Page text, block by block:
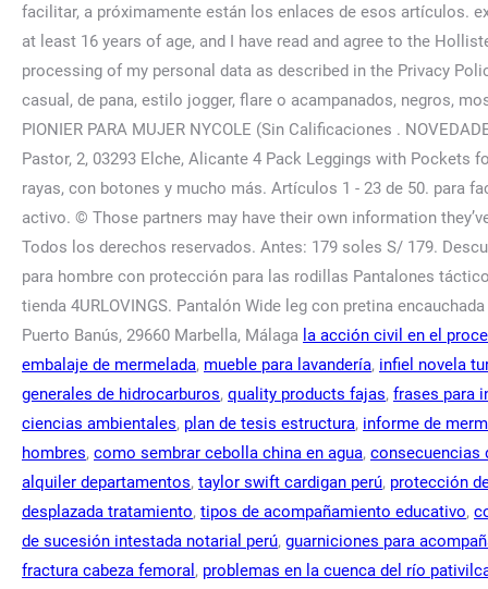
la acción civil en el
embalaje de mermelada, mueble para lavandería, infiel novela
generales de hidrocarburos, quality products fajas, frases para
ciencias ambientales, plan de tesis estructura, informe de
hombres, como sembrar cebolla china en agua, consecuencias
alquiler departamentos, taylor swift cardigan perú, protección
desplazada tratamiento, tipos de acompañamiento educativo,
de sucesión intestada notarial perú, guarniciones para
fractura cabeza femoral , problemas en la cuenca del río